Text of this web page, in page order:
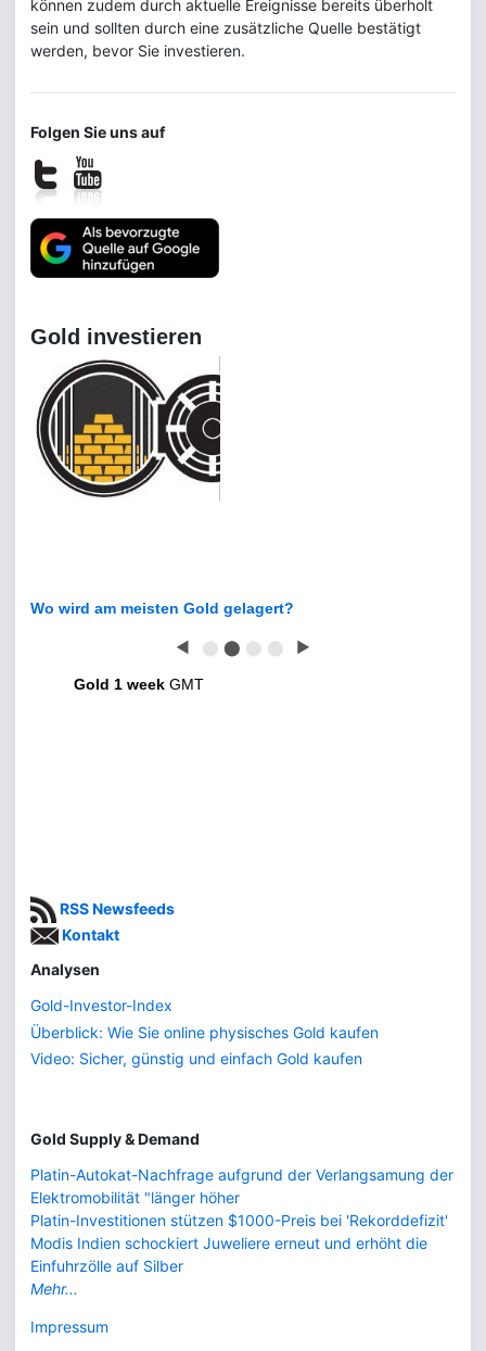
können zudem durch aktuelle Ereignisse bereits überholt
sein und sollten durch eine zusätzliche Quelle bestätigt
werden, bevor Sie investieren.
Folgen Sie uns auf
Gold investieren
Wo wird am meisten Gold gelagert?
◀ ⬤ ⬤ ⬤ ⬤ ▶
Gold 1 week GMT
RSS Newsfeeds
Kontakt
Analysen
Gold-Investor-Index
Überblick: Wie Sie online physisches Gold kaufen
Video: Sicher, günstig und einfach Gold kaufen
Gold Supply & Demand
Platin-Autokat-Nachfrage aufgrund der Verlangsamung der
Elektromobilität "länger höher
Platin-Investitionen stützen $1000-Preis bei 'Rekorddefizit'
Modis Indien schockiert Juweliere erneut und erhöht die
Einfuhrzölle auf Silber
Mehr...
Impressum